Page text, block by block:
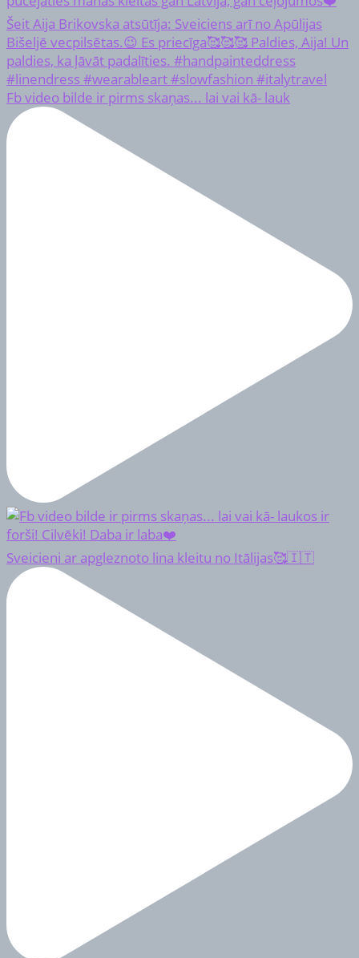
Fb video bilde ir pirms skaņas... lai vai kā- lauk
Sveicieni ar apgleznoto lina kleitu no Itālijas🥰🇮🇹